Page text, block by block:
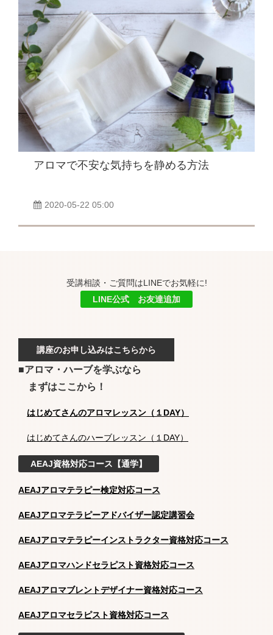
アロマで不安な気持ちを静める方法
2020-05-22 05:00
受講相談・ご質問はLINEでお気軽に!
LINE公式 お友達追加
講座のお申し込みはこちらから
■アロマ・ハーブを学ぶなら
まずはここから！
はじめてさんのアロマレッスン（１DAY）
はじめてさんのハーブレッスン（１DAY）
AEAJ資格対応コース【通学】
AEAJアロマテラピー検定対応コース
AEAJアロマテラピーアドバイザー認定講習会
AEAJアロマテラピーインストラクター資格対応コース
AEAJアロマハンドセラピスト資格対応コース
AEAJアロマブレントデザイナー資格対応コース
AEAJアロマセラピスト資格対応コース